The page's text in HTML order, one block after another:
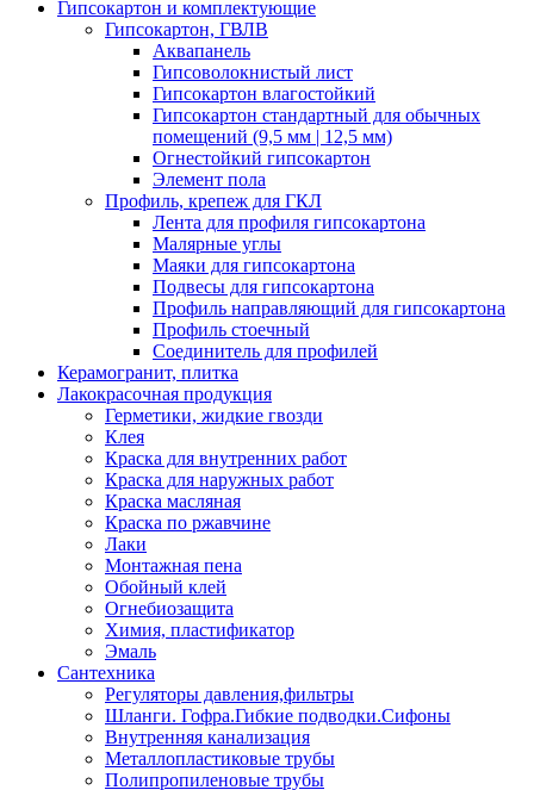
Гипсокартон и комплектующие
Гипсокартон, ГВЛВ
Аквапанель
Гипсоволокнистый лист
Гипсокартон влагостойкий
Гипсокартон стандартный для обычных
помещений (9,5 мм | 12,5 мм)
Огнестойкий гипсокартон
Элемент пола
Профиль, крепеж для ГКЛ
Лента для профиля гипсокартона
Малярные углы
Маяки для гипсокартона
Подвесы для гипсокартона
Профиль направляющий для гипсокартона
Профиль стоечный
Соединитель для профилей
Керамогранит, плитка
Лакокрасочная продукция
Герметики, жидкие гвозди
Клея
Краска для внутренних работ
Краска для наружных работ
Краска масляная
Краска по ржавчине
Лаки
Монтажная пена
Обойный клей
Огнебиозащита
Химия, пластификатор
Эмаль
Сантехника
Регуляторы давления,фильтры
Шланги. Гофра.Гибкие подводки.Сифоны
Внутренняя канализация
Металлопластиковые трубы
Полипропиленовые трубы